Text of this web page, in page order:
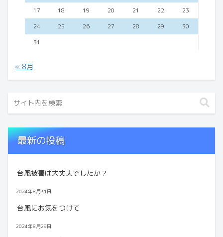
17
18 19 20 21 22
23
24
25 26 27 28 29
30
31
« 8月
最新の投稿
台風被害は大丈夫でしたか？
2024年8月31日
台風にお気をつけて
2024年8月29日